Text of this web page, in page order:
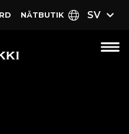
NÄT­BUTIK SV